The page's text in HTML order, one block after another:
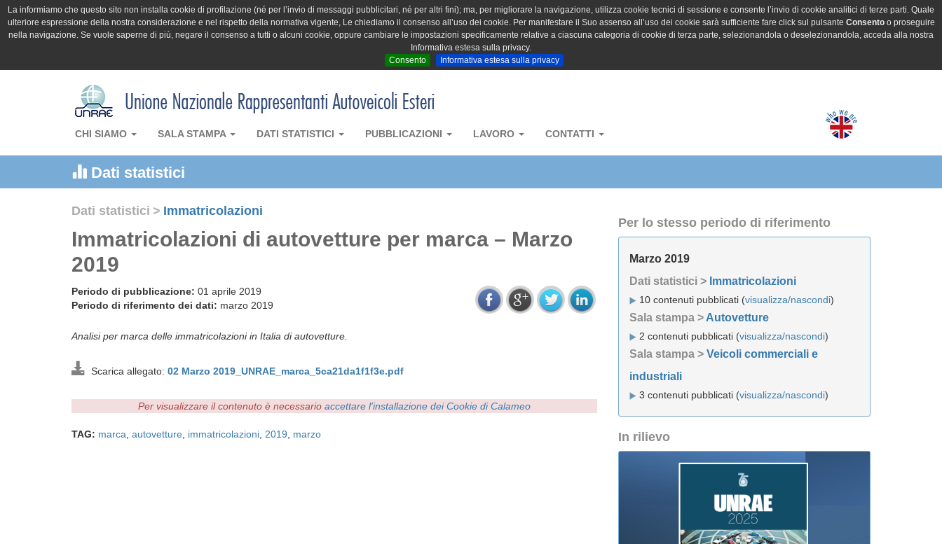
La informiamo che questo sito non installa cookie di profilazione (né per l’invio di messaggi pubblicitari, né per altri fini); ma, per migliorare la navigazione, utilizza cookie tecnici di sessione e consente l’invio di cookie analitici di terze parti. Quale
ulteriore espressione della nostra considerazione e nel rispetto della normativa vigente, Le chiediamo il consenso all’uso dei cookie. Per manifestare il Suo assenso all’uso dei cookie sarà sufficiente fare click sul pulsante Consentoo proseguire
nella navigazione. Se vuole saperne di più, negare il consenso a tutti o alcuni cookie, oppure cambiare le impostazioni specificamente relative a ciascuna categoria di cookie di terza parte, selezionandola o deselezionandola, acceda alla nostra
Informativa estesa sulla privacy.
Consento
Informativa estesa sulla privacy
CHI SIAMO SALA STAMPA DATI STATISTICI PUBBLICAZIONI LAVORO CONTATTI
Dati statistici
Dati statistici > Immatricolazioni
Immatricolazioni di autovetture per marca – Marzo
2019
Periodo di pubblicazione: 01 aprile 2019
Periodo di riferimento dei dati: marzo 2019
Analisi per marca delle immatricolazioni in Italia di autovetture.
Scarica allegato: 02 Marzo 2019_UNRAE_marca_5ca21da1f1f3e.pdf
Per visualizzare il contenuto è necessario accettare l'installazione dei Cookie di Calameo
TAG: marca autovetture immatricolazioni 2019 marzo
Per lo stesso periodo di riferimento
Marzo 2019
Dati statistici > Immatricolazioni
10 contenuti pubblicati (visualizza/nascondi)
Sala stampa > Autovetture
2 contenuti pubblicati (visualizza/nascondi)
Sala stampa > Veicoli commerciali e
industriali
3 contenuti pubblicati (visualizza/nascondi)
In rilievo